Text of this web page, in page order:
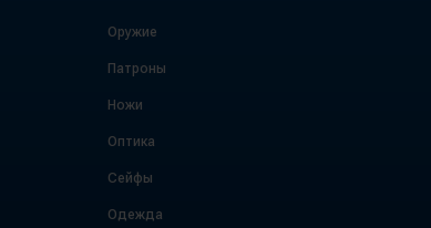
Оружие
Патроны
Ножи
Оптика
Сейфы
Одежда